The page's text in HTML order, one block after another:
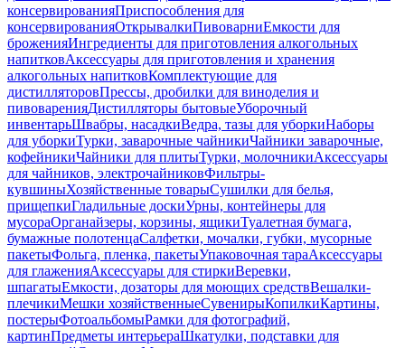
консервированияПриспособления для
консервированияОткрывалкиПивоварниЕмкости для
броженияИнгредиенты для приготовления алкогольных
напитковАксессуары для приготовления и хранения
алкогольных напитковКомплектующие для
дистилляторовПрессы, дробилки для виноделия и
пивоваренияДистилляторы бытовыеУборочный
инвентарьШвабры, насадкиВедра, тазы для уборкиНаборы
для уборкиТурки, заварочные чайникиЧайники заварочные,
кофейникиЧайники для плитыТурки, молочникиАксессуары
для чайников, электрочайниковФильтры-
кувшиныХозяйственные товарыСушилки для белья,
прищепкиГладильные доскиУрны, контейнеры для
мусораОрганайзеры, корзины, ящикиТуалетная бумага,
бумажные полотенцаСалфетки, мочалки, губки, мусорные
пакетыФольга, пленка, пакетыУпаковочная тараАксессуары
для глаженияАксессуары для стиркиВеревки,
шпагатыЕмкости, дозаторы для моющих средствВешалки-
плечикиМешки хозяйственныеСувенирыКопилкиКартины,
постерыФотоальбомыРамки для фотографий,
картинПредметы интерьераШкатулки, подставки для